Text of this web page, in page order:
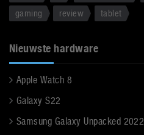
gaming
review tablet
Nieuwste hardware
Apple Watch 8
Galaxy S22
Samsung Galaxy Unpacked 2022